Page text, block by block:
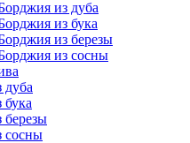
из дуба
из бука
из березы
из сосны
сосны